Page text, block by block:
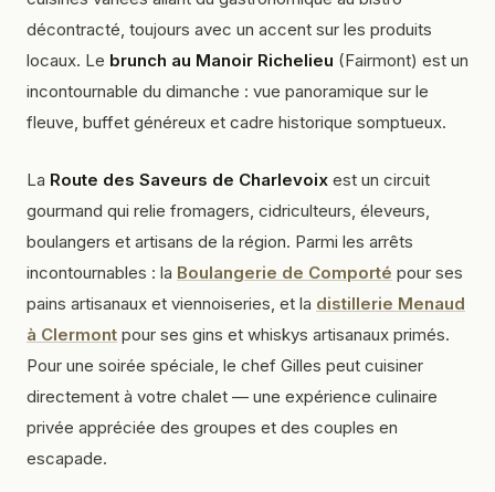
décontracté, toujours avec un accent sur les produits
locaux. Le brunch au Manoir Richelieu (Fairmont) est un
incontournable du dimanche : vue panoramique sur le
fleuve, buffet généreux et cadre historique somptueux.
La Route des Saveurs de Charlevoix est un circuit
gourmand qui relie fromagers, cidriculteurs, éleveurs,
boulangers et artisans de la région. Parmi les arrêts
incontournables : la Boulangerie de Comporté pour ses
pains artisanaux et viennoiseries, et la distillerie Menaud
à Clermont pour ses gins et whiskys artisanaux primés.
Pour une soirée spéciale, le chef Gilles peut cuisiner
directement à votre chalet — une expérience culinaire
privée appréciée des groupes et des couples en
escapade.